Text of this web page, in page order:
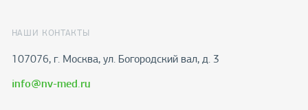
НАШИ КОНТАКТЫ
107076, г. Москва, ул. Богородский вал, д. 3
info@nv-med.ru